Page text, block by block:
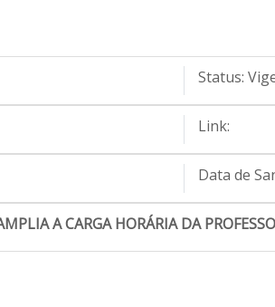
Status:
Link:
Data de
A CARGA HORÁRIA DA